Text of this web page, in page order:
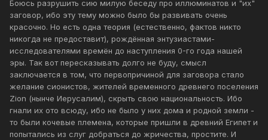
Боюсь разрушить сию милую беседу про иллюминатов и "их"
заговор, ибо эту тему можно было бы развивать очень
красочно. Но есть одна теория (естественно, фактов никто
никогда не предоставит), рождённая энтузиастами-
исследователями времён до наступления 0-го года нашей
эры. Так вот пересказывать долго не буду, смысл
заключается в том, что первопричиной для заговора стало
желание сионистов, жителей временного древнего поселения
Zion (нынче Иерусалим), скрыть свою национальность. Ибо
гнали их ото всюду, ибо не было у них дома и родной земли -
то были кочевые племена, которые пришли в древний Египет и
попытались из слуг добраться до жричества, простите. И